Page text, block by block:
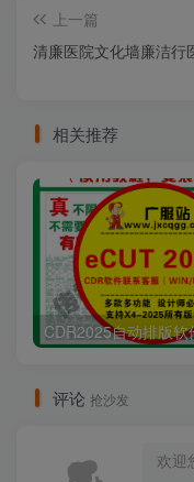
上一篇
清廉医院文化墙廉洁行
相关推荐
评论 抢沙发